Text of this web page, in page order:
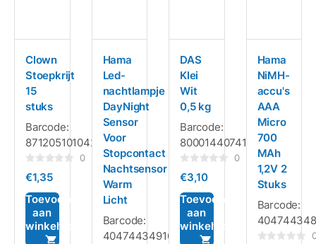
Clown
Stoepkrijt
15
stuks
Barcode:
8712051010427
0
5
0
€1,35
Toevoegen
aan
winkelwagen
Hama
Led-
nachtlampje
DayNight
Sensor
Voor
Stopcontact
Nachtsensor
Warm
Licht
Barcode:
4047443491640
DAS
Klei
Wit
0,5 kg
Barcode:
8000144074112
0
5
0
€3,10
Toevoegen
aan
winkelwagen
Hama
NiMH-
accu's
AAA
Micro
700
MAh
1,2V 2
Stuks
Barcode: